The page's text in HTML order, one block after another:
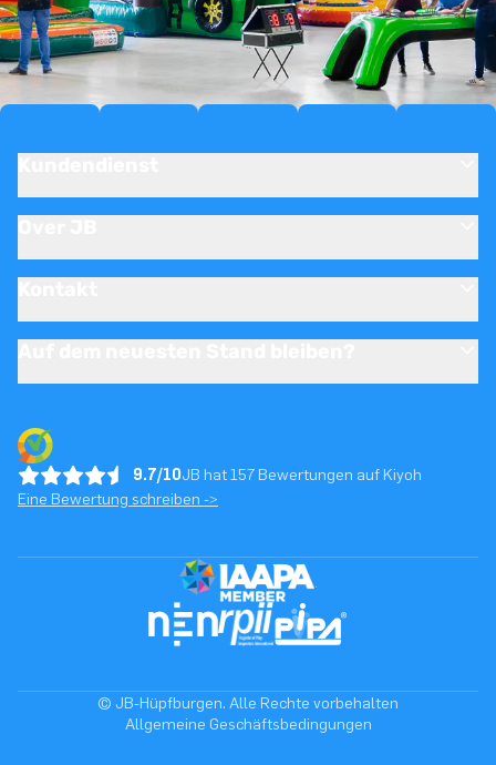
9.7/10JB hat 157 Bewertungen auf Kiyoh
Eine Bewertung schreiben ->
© JB-Hüpfburgen. Alle Rechte vorbehalten
Allgemeine Geschäftsbedingungen